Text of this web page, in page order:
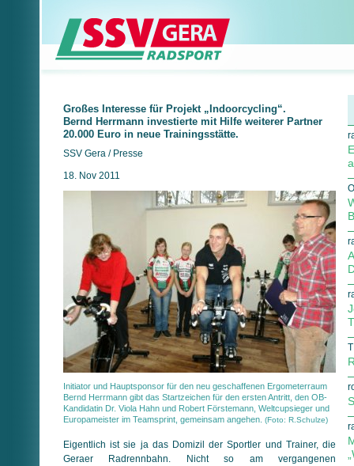
Großes Interesse für Projekt „Indoorcycling“.
Bernd Herrmann investierte mit Hilfe weiterer Partner
20.000 Euro in neue Trainingsstätte.
SSV Gera / Presse
18. Nov 2011
Initiator und Hauptsponsor für den neu geschaffenen Ergometerraum
Bernd Herrmann gibt das Startzeichen für den ersten Antritt, den OB-
Kandidatin Dr. Viola Hahn und Robert Förstemann, Weltcupsieger und
Europameister im Teamsprint, gemeinsam angehen. (Foto: R.Schulze)
Eigentlich ist sie ja das Domizil der Sportler und Trainer, die
Geraer Radrennbahn. Nicht so am vergangenen